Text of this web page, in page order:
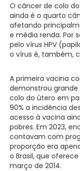
O câncer de colo
ainda é o quarto
afetando
e média renda. Por
pelo vírus HPV
o vírus é, também,
A primeira vacina
demonstrou
colo do útero em
90% a incidência
acesso à vacina
pobres. Em 2023,
contavam com
proporção era
o Brasil, que
março de 2014.